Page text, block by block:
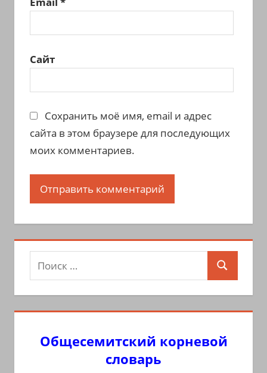
Сайт
Сохранить моё имя, email и адрес
сайта в этом браузере для последующих
моих комментариев.
Поиск
для:
Поиск
Общесемитский корневой
словарь